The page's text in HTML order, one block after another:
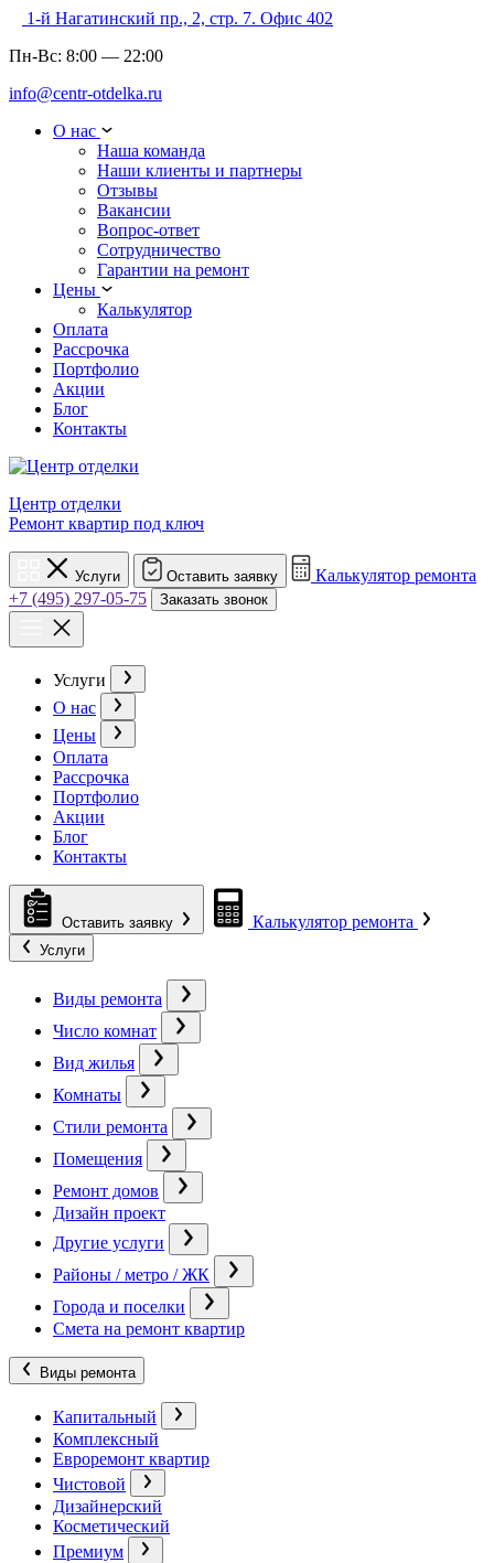
1-й Нагатинский пр., 2, стр. 7. Офис 402
Пн-Вс: 8:00 — 22:00
info@centr-otdelka.ru
О нас
Наша команда
Наши клиенты и партнеры
Отзывы
Вакансии
Вопрос-ответ
Сотрудничество
Гарантии на ремонт
Цены
Калькулятор
Оплата
Рассрочка
Портфолио
Акции
Блог
Контакты
Центр отделки
Ремонт квартир под ключ
Услуги Оставить заявку
Калькулятор ремонта
+7 (495) 297-05-75
Заказать звонок
Услуги
О нас
Цены
Оплата
Рассрочка
Портфолио
Акции
Блог
Контакты
Оставить заявку Калькулятор ремонта
Услуги
Виды ремонта
Число комнат
Вид жилья
Комнаты
Стили ремонта
Помещения
Ремонт домов
Дизайн проект
Другие услуги
Районы / метро / ЖК
Города и поселки
Смета на ремонт квартир
Виды ремонта
Капитальный
Комплексный
Евроремонт квартир
Чистовой
Дизайнерский
Косметический
Премиум